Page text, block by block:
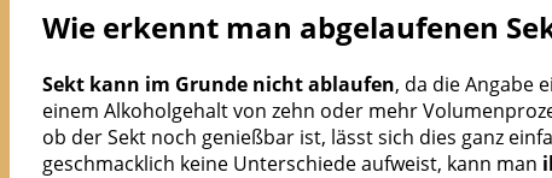
Wie erkennt man abgelaufenen
Sekt kann im Grunde nicht ablaufen, da die Angabe
einem Alkoholgehalt von zehn oder mehr
ob der Sekt noch genießbar ist, lässt sich dies ganz
geschmacklich keine Unterschiede aufweist, kann man